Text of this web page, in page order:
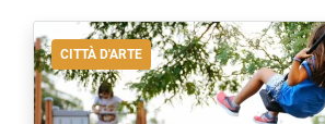
CITTÀ D'ARTE